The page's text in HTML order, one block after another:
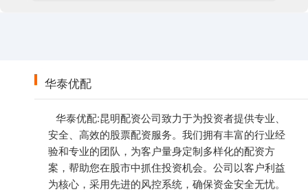
华泰优配
华泰优配:昆明配资公司致力于为投资者提供专业、
安全、高效的股票配资服务。我们拥有丰富的行业经
验和专业的团队，为客户量身定制多样化的配资方
案，帮助您在股市中抓住投资机会。公司以客户利益
为核心，采用先进的风控系统，确保资金安全无忧。